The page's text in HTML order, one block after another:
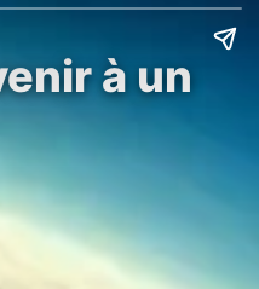
à un